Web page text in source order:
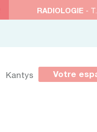
RADIOLOGIE -
Kantys Votre